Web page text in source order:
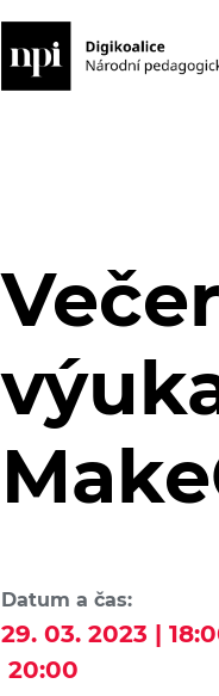
Datum a čas:
29. 03. 2023 |
20:00